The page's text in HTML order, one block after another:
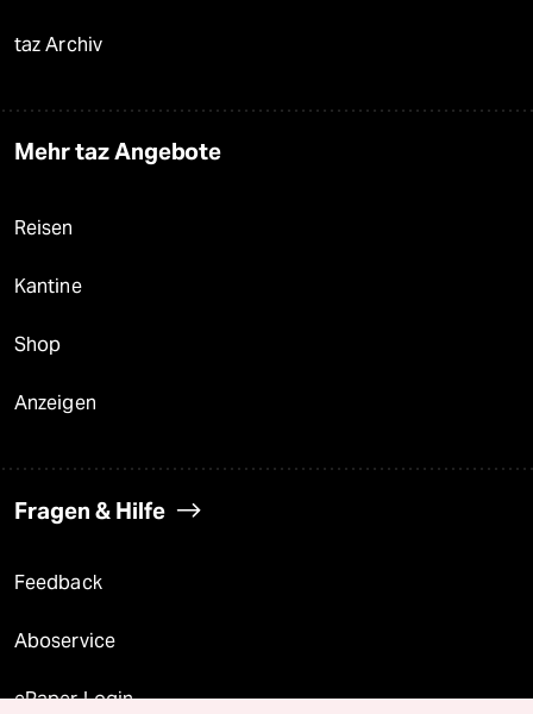
taz Archiv
Mehr taz Angebote
Reisen
Kantine
Shop
Anzeigen
Fragen & Hilfe
Feedback
Aboservice
ePaper Login